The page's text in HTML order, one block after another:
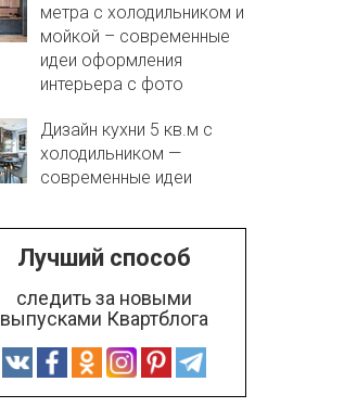
метра с холодильником и
мойкой – современные
идеи оформления
интерьера с фото
Дизайн кухни 5 кв.м с
холодильником —
современные идеи
Лучший способ
следить за новыми
выпусками Квартблога